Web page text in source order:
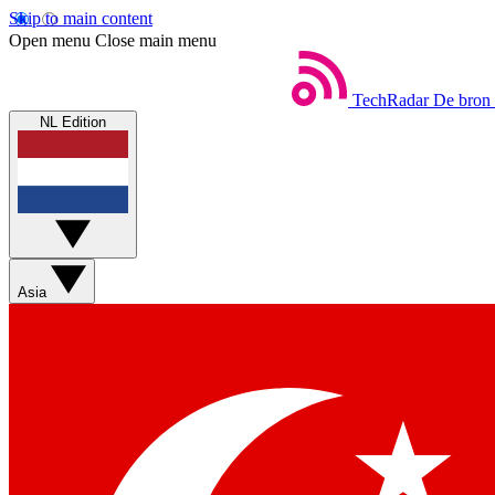
Skip to main content
Open menu Close main menu
TechRadar De bron
NL Edition
Asia